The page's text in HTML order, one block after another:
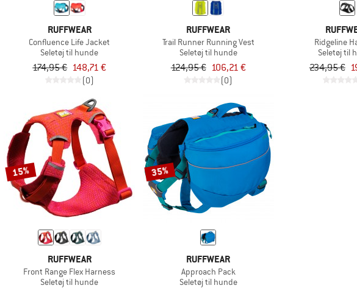
RUFFWEAR
Confluence Life Jacket
Seletøj til hunde
174,95 € 148,71 €
(0)
RUFFWEAR
Trail Runner Running Vest
Seletøj til hunde
124,95 € 106,21 €
(0)
Ridgeline
Seletøj til
234,95 €
15%
RUFFWEAR
Front Range Flex Harness
Seletøj til hunde
35%
RUFFWEAR
Approach Pack
Seletøj til hunde